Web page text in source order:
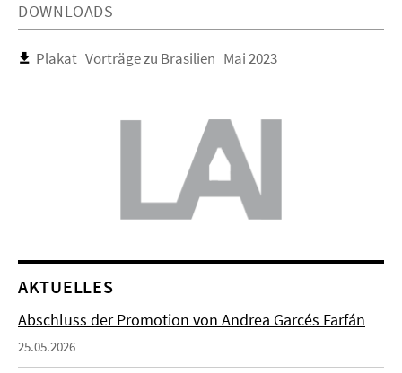
DOWNLOADS
Plakat_Vorträge zu Brasilien_Mai 2023
AKTUELLES
Abschluss der Promotion von Andrea Garcés Farfán
25.05.2026